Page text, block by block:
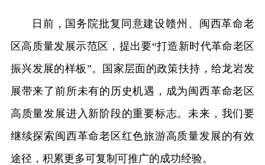
日前，国务院批复同意建设赣州、闽西革命老
区高质量发展示范区，提出要“打造新时代革命老区
振兴发展的样板”。国家层面的政策扶持，给龙岩发
展带来了前所未有的历史机遇，成为闽西革命老区
高质量发展进入新阶段的重要标志。未来，我们要
继续探索闽西革命老区红色旅游高质量发展的有效
途径，积累更多可复制可推广的成功经验。